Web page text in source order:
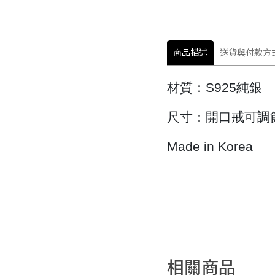
商品描述 送貨與付款方
材質： S925純銀
尺寸：開口戒可調
Made in Korea
相關商品